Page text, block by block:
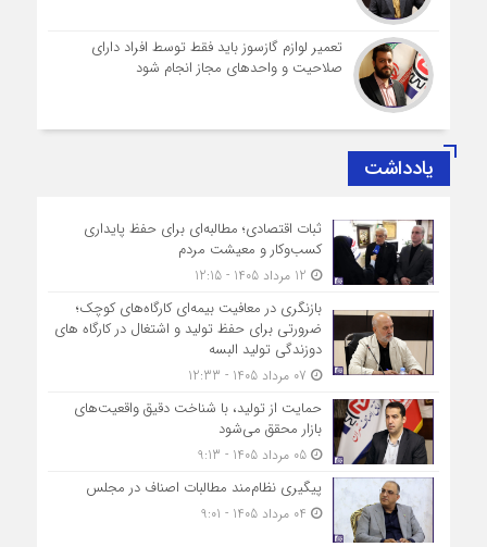
تعمیر لوازم گازسوز باید فقط توسط افراد دارای
صلاحیت و واحدهای مجاز انجام شود
یادداشت
ثبات اقتصادی؛ مطالبه‌ای برای حفظ پایداری
کسب‌وکار و معیشت مردم
بازنگری در معافیت بیمه‌ای کارگاه‌های کوچک؛
ضرورتی برای حفظ تولید و اشتغال در کارگاه های
دوزندگی تولید البسه
حمایت از تولید، با شناخت دقیق واقعیت‌های
بازار محقق می‌شود
05 مرداد 1405 - 9:13
پیگیری نظام‌مند مطالبات اصناف در مجلس